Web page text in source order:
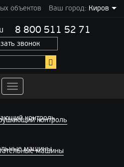
объектов Ваш город: Киров
8 800 511 52 71
звонок
Переключить
навигацию
контроль
машины